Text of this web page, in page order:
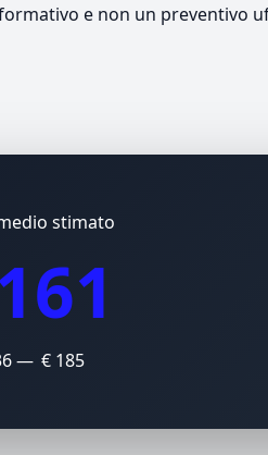
e non un preventivo
stimato
— € 185